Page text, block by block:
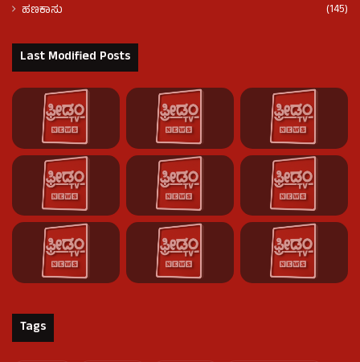
ಹಣಕಾಸು (145)
Last Modified Posts
Tags